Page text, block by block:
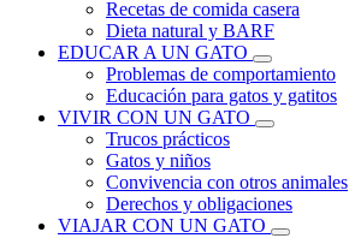
Recetas de comida casera
Dieta natural y BARF
EDUCAR A UN GATO
Problemas de comportamiento
Educación para gatos y gatitos
VIVIR CON UN GATO
Trucos prácticos
Gatos y niños
Convivencia con otros animales
Derechos y obligaciones
VIAJAR CON UN GATO